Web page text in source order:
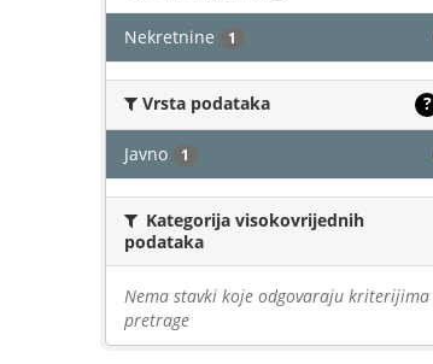
Nekretnine 1
Vrsta podataka ?
Javno 1
Kategorija visokovrijednih
podataka
Nema stavki koje odgovaraju kriterijima
pretrage